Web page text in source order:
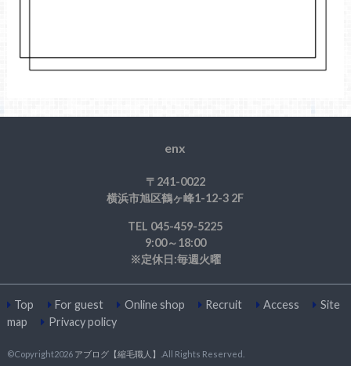
enx
〒241-0022
横浜市旭区鶴ヶ峰1-12-3 2F
TEL 045-459-5225
9:00～18:00
※定休日:毎週火曜
Top For guest Online shop Recruit Access
Site
map
Privacy policy
©Copyright2026 アブログ【縮毛職人】 .All Rights Reserved.